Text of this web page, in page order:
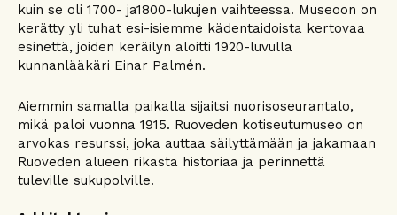
kuin se oli 1700- ja1800-lukujen vaihteessa. Museoon on
kerätty yli tuhat esi-isiemme kädentaidoista kertovaa
esinettä, joiden keräilyn aloitti 1920-luvulla
kunnanlääkäri Einar Palmén.
Aiemmin samalla paikalla sijaitsi nuorisoseurantalo,
mikä paloi vuonna 1915. Ruoveden kotiseutumuseo on
arvokas resurssi, joka auttaa säilyttämään ja jakamaan
Ruoveden alueen rikasta historiaa ja perinnettä
tuleville sukupolville.